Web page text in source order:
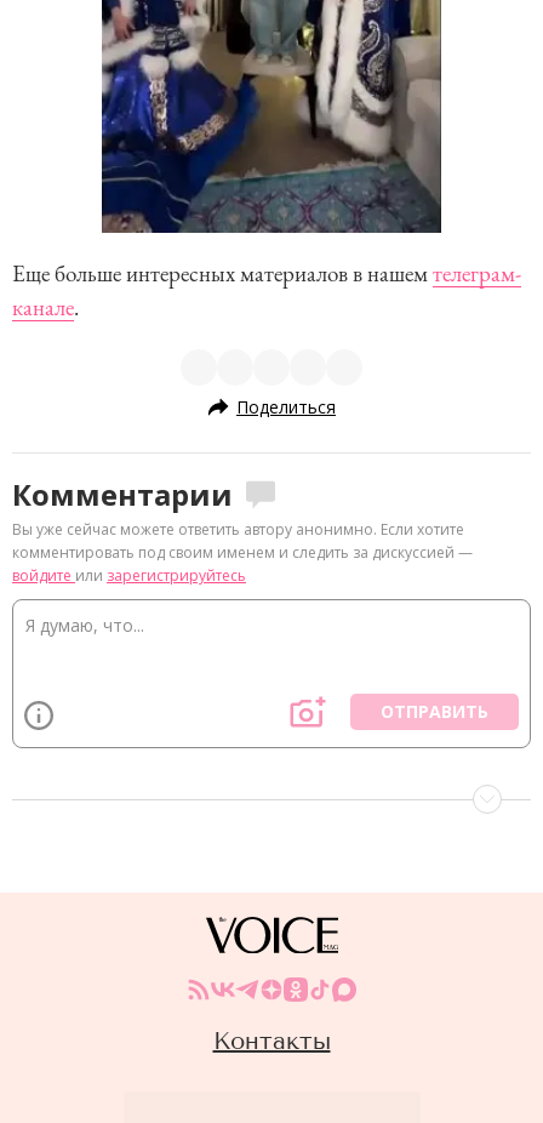
Еще больше интересных материалов в нашемтелеграм-
канале.
Поделиться
Комментарии
Вы уже сейчас можете ответить автору анонимно. Если хотите
комментировать под своим именем и следить за дискуссией —
войдите или зарегистрируйтесь
ОТПРАВИТЬ
Контакты